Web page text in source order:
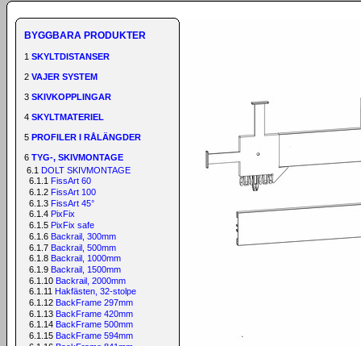
BYGGBARA PRODUKTER
1 SKYLTDISTANSER
2 VAJER SYSTEM
3 SKIVKOPPLINGAR
4 SKYLTMATERIEL
5 PROFILER I RÅLÄNGDER
6 TYG-, SKIVMONTAGE
6.1 DOLT SKIVMONTAGE
6.1.1
FissArt 60
6.1.2 FissArt 100
6.1.3 FissArt 45°
6.1.4 PixFix
6.1.5 PixFix safe
6.1.6 Backrail, 300mm
6.1.7 Backrail, 500mm
6.1.8 Backrail, 1000mm
6.1.9 Backrail, 1500mm
6.1.10 Backrail, 2000mm
6.1.11
Hakfästen, 32-stolpe
6.1.12 BackFrame 297mm
6.1.13 BackFrame 420mm
6.1.14 BackFrame 500mm
6.1.15 BackFrame 594mm